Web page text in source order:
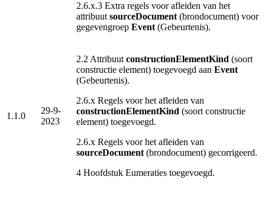
2.6.x.3 Extra regels voor afleiden van het
attribuut sourceDocument (brondocument) voor
gegevengroep Event (Gebeurtenis).
1.1.0
29-9-
2023
2.2 Attribuut constructionElementKind (soort
constructie element) toegevoegd aan Event
(Gebeurtenis).
2.6.x Regels voor het afleiden van
constructionElementKind (soort constructie
element) toegevoegd.
2.6.x Regels voor het afleiden van
sourceDocument (brondocument) gecorrigeerd.
4 Hoofdstuk Eumeraties toegevoegd.